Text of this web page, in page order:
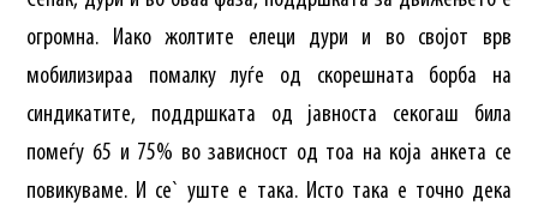
огромна. Иако жолтите елеци дури и во својот врв
мобилизираа помалку луѓе од скорешната борба на
синдикатите, поддршката од јавноста секогаш била
помеѓу 65 и 75% во зависност од тоа на која анкета се
повикуваме. И се` уште е така. Исто така е точно дека